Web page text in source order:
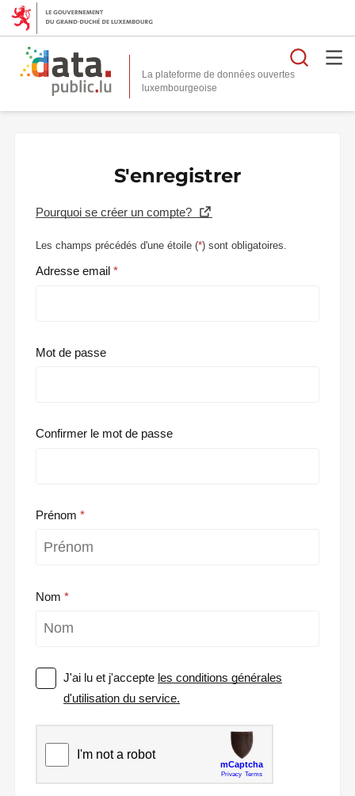
La plateforme de données ouvertes
S'enregistrer
Pourquoi se créer un compte?
Les champs précédés d'une étoile (*) sont obligatoires.
Adresse email
Mot de passe
Confirmer le mot de passe
Prénom
Nom
J'ai lu et j'accepte les conditions générales
d'utilisation du service.